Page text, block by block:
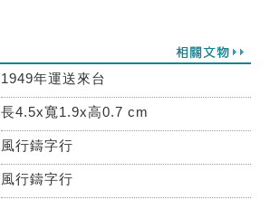
1949年運送來台
長4.5x寬1.9x高0.7 cm
風行鑄字行
風行鑄字行